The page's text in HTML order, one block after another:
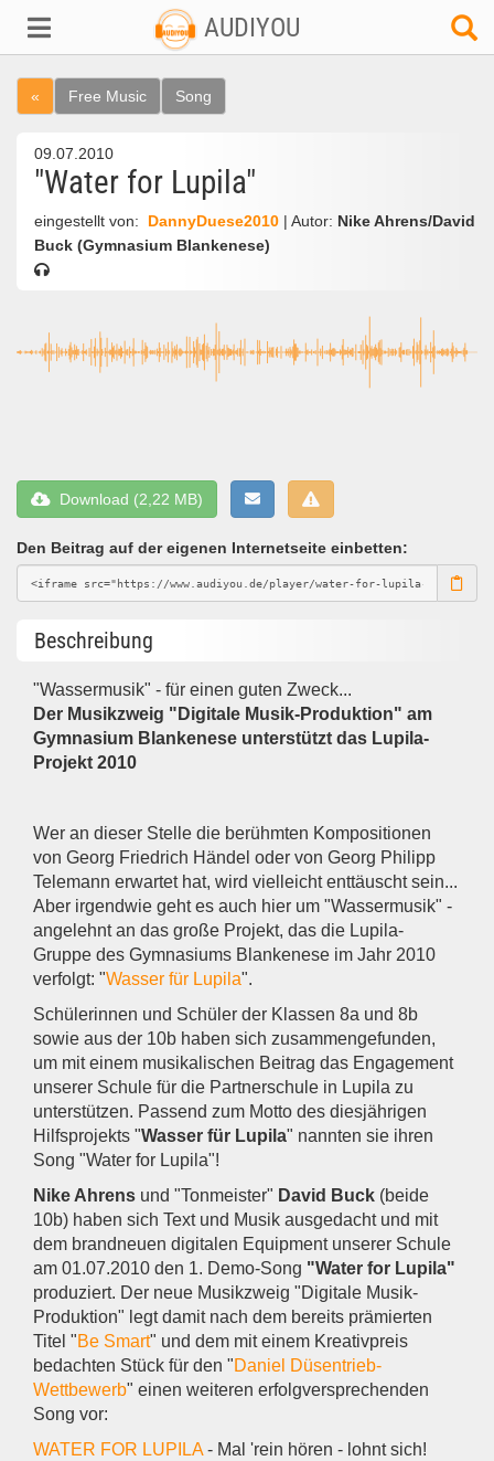
AUDIYOU
« Free Music Song
09.07.2010
"Water for Lupila"
eingestellt von: DannyDuese2010 | Autor: Nike Ahrens/David
Buck (Gymnasium Blankenese)
Download (2,22 MB)
Den Beitrag auf der eigenen Internetseite einbetten:
Beschreibung
"Wassermusik" - für einen guten Zweck...
Der Musikzweig "Digitale Musik-Produktion" am
Gymnasium Blankenese unterstützt das Lupila-
Projekt 2010
Wer an dieser Stelle die berühmten Kompositionen
von Georg Friedrich Händel oder von Georg Philipp
Telemann erwartet hat, wird vielleicht enttäuscht sein...
Aber irgendwie geht es auch hier um "Wassermusik" -
angelehnt an das große Projekt, das die Lupila-
Gruppe des Gymnasiums Blankenese im Jahr 2010
verfolgt: "Wasser für Lupila".
Schülerinnen und Schüler der Klassen 8a und 8b
sowie aus der 10b haben sich zusammengefunden,
um mit einem musikalischen Beitrag das Engagement
unserer Schule für die Partnerschule in Lupila zu
unterstützen. Passend zum Motto des diesjährigen
Hilfsprojekts "Wasser für Lupila" nannten sie ihren
Song "Water for Lupila"!
Nike Ahrens und "Tonmeister" David Buck (beide
10b) haben sich Text und Musik ausgedacht und mit
dem brandneuen digitalen Equipment unserer Schule
am 01.07.2010 den 1. Demo-Song "Water for Lupila"
produziert. Der neue Musikzweig "Digitale Musik-
Produktion" legt damit nach dem bereits prämierten
Titel "Be Smart" und dem mit einem Kreativpreis
bedachten Stück für den "Daniel Düsentrieb-
Wettbewerb" einen weiteren erfolgversprechenden
Song vor:
WATER FOR LUPILA- Mal 'rein hören - lohnt sich!